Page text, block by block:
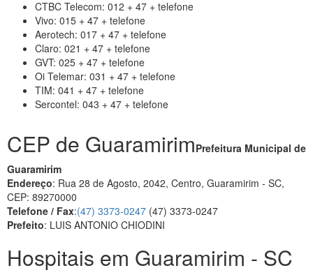
CTBC Telecom: 012 + 47 + telefone
Vivo: 015 + 47 + telefone
Aerotech: 017 + 47 + telefone
Claro: 021 + 47 + telefone
GVT: 025 + 47 + telefone
Oi Telemar: 031 + 47 + telefone
TIM: 041 + 47 + telefone
Sercontel: 043 + 47 + telefone
CEP de GuaramirimPrefeitura Municipal de
Guaramirim
Endereço: Rua 28 de Agosto, 2042, Centro, Guaramirim - SC,
CEP: 89270000
Telefone / Fax:(47) 3373-0247 (47) 3373-0247
Prefeito: LUIS ANTONIO CHIODINI
Hospitais em Guaramirim - SC